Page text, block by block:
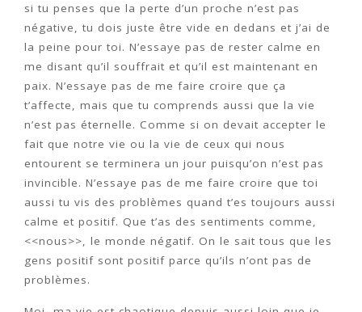
si tu penses que la perte d’un proche n’est pas
négative, tu dois juste être vide en dedans et j’ai de
la peine pour toi. N’essaye pas de rester calme en
me disant qu’il souffrait et qu’il est maintenant en
paix. N’essaye pas de me faire croire que ça
t’affecte, mais que tu comprends aussi que la vie
n’est pas éternelle. Comme si on devait accepter le
fait que notre vie ou la vie de ceux qui nous
entourent se terminera un jour puisqu’on n’est pas
invincible. N’essaye pas de me faire croire que toi
aussi tu vis des problèmes quand t’es toujours aussi
calme et positif. Que t’as des sentiments comme,
<<nous>>, le monde négatif. On le sait tous que les
gens positif sont positif parce qu’ils n’ont pas de
problèmes.